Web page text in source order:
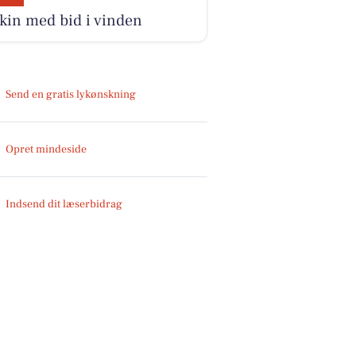
med bid i vinden
Send en gratis lykønskning
Opret mindeside
Indsend dit læserbidrag